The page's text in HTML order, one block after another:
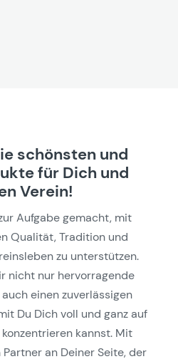
schönsten und
für Dich und
Verein!
Aufgabe gemacht, mit
Qualität, Tradition und
zu unterstützen.
nicht nur hervorragende
einen zuverlässigen
Du Dich voll und ganz auf
kannst. Mit
an Deiner Seite, der